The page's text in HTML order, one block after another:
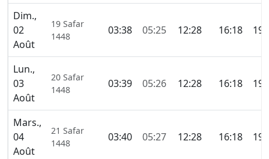
Dim.,
02
Août
19 Safar
1448
03:38 05:25 12:28 16:18
Lun.,
03
Août
20 Safar
1448
03:39 05:26 12:28 16:18
Mars.,
04
Août
21 Safar
1448
03:40 05:27 12:28 16:18